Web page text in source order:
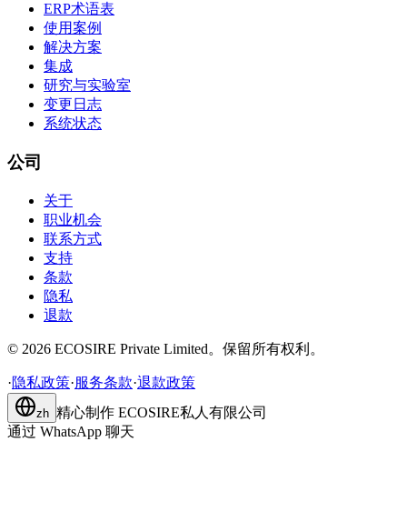
ERP术语表
使用案例
解决方案
集成
研究与实验室
变更日志
系统状态
公司
关于
职业机会
联系方式
支持
条款
隐私
退款
© 2026 ECOSIRE Private Limited。保留所有权利。
·隐私政策·服务条款·退款政策
zh 精心制作 ECOSIRE私人有限公司
通过 WhatsApp 聊天